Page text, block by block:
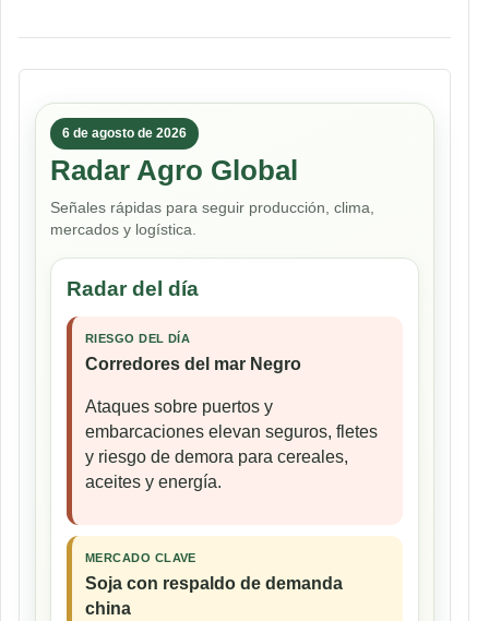
6 de agosto de 2026
Radar Agro Global
Señales rápidas para seguir producción, clima,
mercados y logística.
Radar del día
RIESGO DEL DÍA
Corredores del mar Negro
Ataques sobre puertos y
embarcaciones elevan seguros, fletes
y riesgo de demora para cereales,
aceites y energía.
MERCADO CLAVE
Soja con respaldo de demanda
china